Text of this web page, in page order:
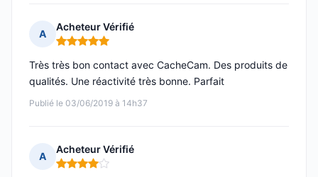
A
Acheteur Vérifié
Note : 5 sur 5
Publié le 03/06/2019 à 14h37
Très très bon contact avec CacheCam. Des produits de
qualités. Une réactivité très bonne. Parfait
A
Acheteur Vérifié
Note : 4 sur 5